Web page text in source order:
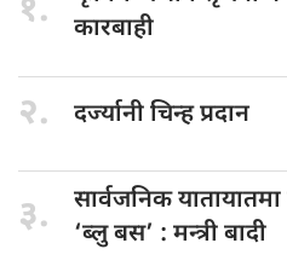
१.
कारबाही
२. दर्ज्यानी चिन्हप्रदान
३. सार्वजनिक यातायातमा
‘ब्लु बस’ : मन्त्री बादी